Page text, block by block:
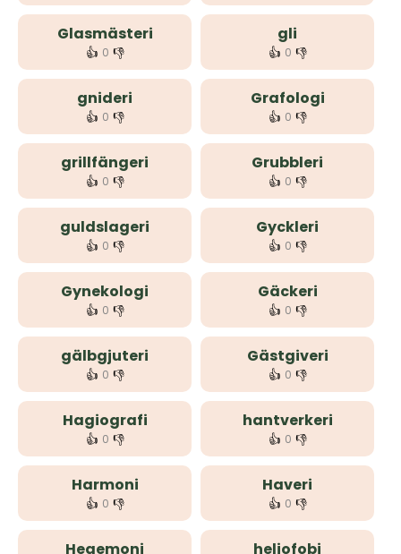
Glasmästeri
👍 0 👎
gli
👍 0 👎
gnideri
👍 0 👎
Grafologi
👍 0 👎
grillfängeri
👍 0 👎
Grubbleri
👍 0 👎
guldslageri
👍 0 👎
Gyckleri
👍 0 👎
Gynekologi
👍 0 👎
Gäckeri
👍 0 👎
gälbgjuteri
👍 0 👎
Gästgiveri
👍 0 👎
Hagiografi
👍 0 👎
hantverkeri
👍 0 👎
Harmoni
👍 0 👎
Haveri
👍 0 👎
Hegemoni heliofobi